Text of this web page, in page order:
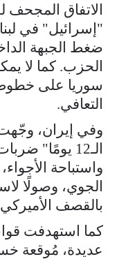
الاتفاق المجحف
"إسرائيل" في
ضغط الجبهة
الحزب. كما لا
سوريا على
التعافي.
وفي إيران،
الـ12 يومًا"
واستباحة
الجوي، وصولًا
بالقصف
كما استهدفت
عديدة، مُوقعة